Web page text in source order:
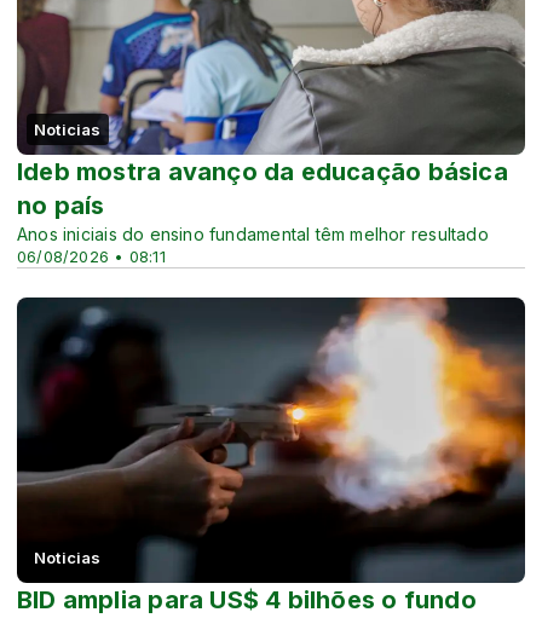
Noticias
06/08/2026 • 08:11
Ideb mostra avanço da educação básica
no país
Anos iniciais do ensino fundamental têm melhor resultado
Noticias
BID amplia para US$ 4 bilhões o fundo